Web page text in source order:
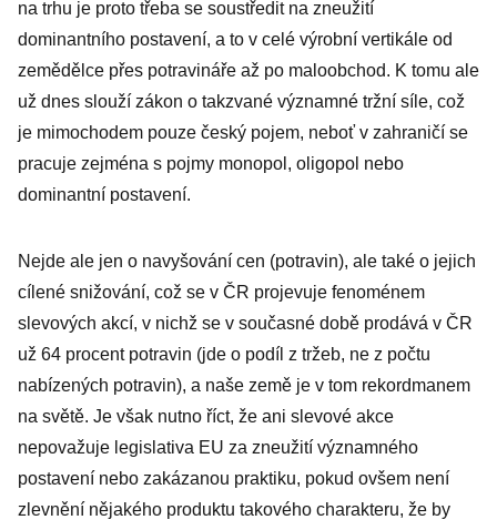
na trhu je proto třeba se soustředit na zneužití
dominantního postavení, a to v celé výrobní vertikále od
zemědělce přes potravináře až po maloobchod. K tomu ale
už dnes slouží zákon o takzvané významné tržní síle, což
je mimochodem pouze český pojem, neboť v zahraničí se
pracuje zejména s pojmy monopol, oligopol nebo
dominantní postavení.
Nejde ale jen o navyšování cen (potravin), ale také o jejich
cílené snižování, což se v ČR projevuje fenoménem
slevových akcí, v nichž se v současné době prodává v ČR
už 64 procent potravin (jde o podíl z tržeb, ne z počtu
nabízených potravin), a naše země je v tom rekordmanem
na světě. Je však nutno říct, že ani slevové akce
nepovažuje legislativa EU za zneužití významného
postavení nebo zakázanou praktiku, pokud ovšem není
zlevnění nějakého produktu takového charakteru, že by